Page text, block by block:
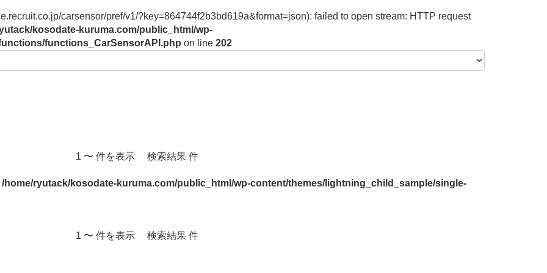
carsensor/pref/v1/?key=864744f2b3bd619a&format=json): failed to open stream: HTTP request
kosodate-kuruma.com/public_html/wp-
functions_CarSensorAPI.php on line 202
1 〜 件を表示 検索結果 件
/home/ryutack/kosodate-kuruma.com/public_html/wp-content/themes/lightning_child_sample/single-
1 〜 件を表示 検索結果 件